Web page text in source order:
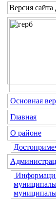
Версия
Основная
Главная
О районе